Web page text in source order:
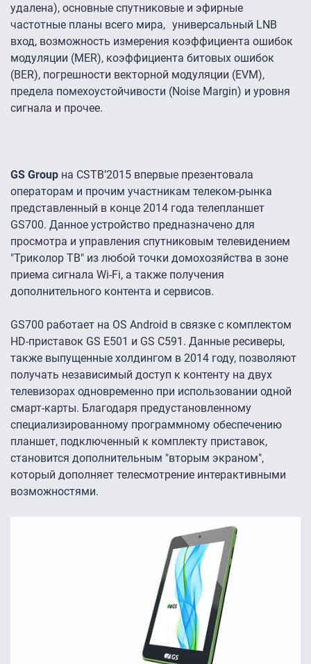
удалена), основные спутниковые и эфирные
частотные планы всего мира, универсальный LNB
вход, возможность измерения коэффициента ошибок
модуляции (MER), коэффициента битовых ошибок
(BER), погрешности векторной модуляции (EVM),
предела помехоустойчивости (Noise Margin) и уровня
сигнала и прочее.
GS Group на CSTB’2015 впервые презентовала
операторам и прочим участникам телеком-рынка
представленный в конце 2014 года телепланшет
GS700. Данное устройство предназначено для
просмотра и управления спутниковым телевидением
"Триколор ТВ" из любой точки домохозяйства в зоне
приема сигнала Wi‑Fi, а также получения
дополнительного контента и сервисов.
GS700 работает на OS Android в связке с комплектом
HD-приставок GS E501 и GS С591. Данные ресиверы,
также выпущенные холдингом в 2014 году, позволяют
получать независимый доступ к контенту на двух
телевизорах одновременно при использовании одной
смарт-карты. Благодаря предустановленному
специализированному программному обеспечению
планшет, подключенный к комплекту приставок,
становится дополнительным "вторым экраном",
который дополняет телесмотрение интерактивными
возможностями.